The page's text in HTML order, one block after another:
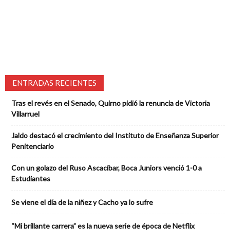
ENTRADAS RECIENTES
Tras el revés en el Senado, Quirno pidió la renuncia de Victoria
Villarruel
Jaldo destacó el crecimiento del Instituto de Enseñanza Superior
Penitenciario
Con un golazo del Ruso Ascacíbar, Boca Juniors venció 1-0 a
Estudiantes
Se viene el día de la niñez y Cacho ya lo sufre
“Mi brillante carrera” es la nueva serie de época de Netflix